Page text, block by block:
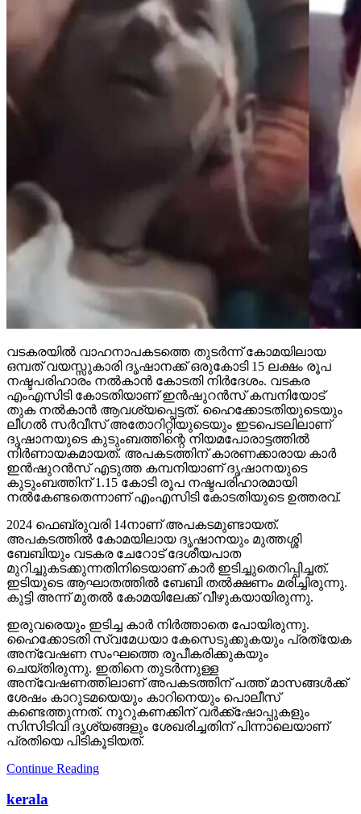
വടകരയില്‍ വാഹനാപകടത്തെ തുടര്‍ന്ന് കോമയിലായ
ഒമ്പത് വയസ്സുകാരി ദൃഷാനക്ക് ഒരുകോടി 15 ലക്ഷം രൂപ
നഷ്ടപരിഹാരം നല്‍കാന്‍ കോടതി നിര്‍ദേശം. വടകര
എംഎസിടി കോടതിയാണ് ഇന്‍ഷുറന്‍സ് കമ്പനിയോട്
തുക നല്‍കാന്‍ ആവശ്യപ്പെട്ടത്. ഹൈക്കോടതിയുടെയും
ലീഗല്‍ സര്‍വീസ് അതോറിറ്റിയുടെയും ഇടപെടലിലാണ്
ദൃഷാനയുടെ കുടുംബത്തിന്റെ നിയമപോരാട്ടത്തില്‍
നിര്‍ണായകമായത്. അപകടത്തിന് കാരണക്കാരായ കാര്‍
ഇന്‍ഷുറന്‍സ് എടുത്ത കമ്പനിയാണ് ദൃഷാനയുടെ
കുടുംബത്തിന് 1.15 കോടി രൂപ നഷ്ടപരിഹാരമായി
നല്‍കേണ്ടതെന്നാണ് എംഎസിടി കോടതിയുടെ ഉത്തരവ്.
2024 ഫെബ്രുവരി 14നാണ് അപകടമുണ്ടായത്.
അപകടത്തില്‍ കോമയിലായ ദൃഷാനയും മുത്തശ്ശി
ബേബിയും വടകര ചേറോട് ദേശീയപാത
മുറിച്ചുകടക്കുന്നതിനിടെയാണ് കാര്‍ ഇടിച്ചുതെറിപ്പിച്ചത്.
ഇടിയുടെ ആഘാതത്തില്‍ ബേബി തല്‍ക്ഷണം മരിച്ചിരുന്നു.
കുട്ടി അന്ന് മുതല്‍ കോമയിലേക്ക് വീഴുകയായിരുന്നു.
ഇരുവരെയും ഇടിച്ച കാര്‍ നിര്‍ത്താതെ പോയിരുന്നു.
ഹൈക്കോടതി സ്വമേധയാ കേസെടുക്കുകയും പ്രത്യേക
അന്വേഷണ സംഘത്തെ രൂപീകരിക്കുകയും
ചെയ്തിരുന്നു. ഇതിനെ തുടര്‍ന്നുള്ള
അന്വേഷണത്തിലാണ് അപകടത്തിന് പത്ത് മാസങ്ങള്‍ക്ക്
ശേഷം കാറുടമയെയും കാറിനെയും പൊലീസ്
കണ്ടെത്തുന്നത്. നൂറുകണക്കിന് വര്‍ക്ക്‌ഷോപ്പുകളും
സിസിടിവി ദൃശ്യങ്ങളും ശേഖരിച്ചതിന് പിന്നാലെയാണ്
പ്രതിയെ പിടികൂടിയത്.
Continue Reading
kerala